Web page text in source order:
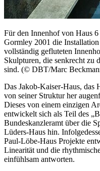
Für den Innenhof von Haus
Gormley 2001 die
vollständig gefluteten
Skulpturen, die senkrecht zu
sind. (© DBT/Marc
Das Jakob-Kaiser-Haus, das
von seiner Struktur her
Dieses von einem einzigen
entwickelt sich als Teil des
Bundeskanzleramt über die
Lüders-Haus hin.
Paul-Löbe-Haus Projekte
Linearität und die
einfühlsam antworten.